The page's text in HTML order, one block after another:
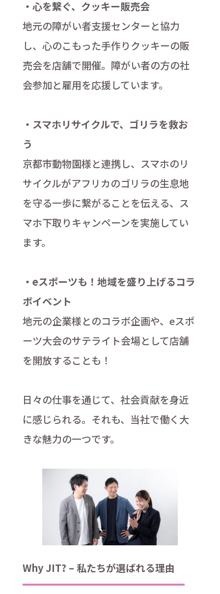
・心を繋ぐ、クッキー販売会
地元の障がい者支援センターと協力
し、心のこもった手作りクッキーの販
売会を店舗で開催。障がい者の方の社
会参加と雇用を応援しています。
・スマホリサイクルで、ゴリラを救お
う
京都市動物園様と連携し、スマホのリ
サイクルがアフリカのゴリラの生息地
を守る一歩に繋がることを伝える、ス
マホ下取りキャンペーンを実施してい
ます。
・eスポーツも！地域を盛り上げるコラ
ボイベント
地元の企業様とのコラボ企画や、eスポ
ーツ大会のサテライト会場として店舗
を開放することも！
日々の仕事を通じて、社会貢献を身近
に感じられる。それも、当社で働く大
きな魅力の一つです。
Why JIT? – 私たちが選ばれる理由